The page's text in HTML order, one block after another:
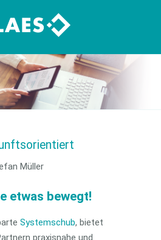
Müller
etwas bewegt!
Systemschub, bietet
praxisnahe und